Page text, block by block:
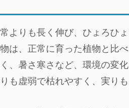
よりも長く伸び、ひょろひょ
は、正常に育った植物と比べ
、暑さ寒さなど、環境の変化
も虚弱で枯れやすく、実りも